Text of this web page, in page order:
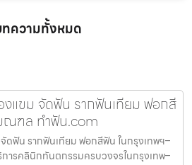
ความทั้งหมด
แขม จัดฟัน รากฟันเทียม ฟอกสี
ณฑล ทำฟัน.com
ฟัน รากฟันเทียม ฟอกสีฟัน ในกรุงเทพฯ–
รคลินิกทันตกรรมครบวงจรในกรุงเทพ–